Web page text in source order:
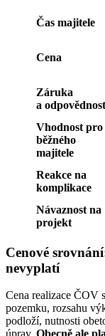
Čas majitele
Cena
Záruka
a odpovědnost
Vhodnost pro
běžného
majitele
Reakce na
komplikace
Návaznost na
projekt
Cenové
nevyplatí
Cena realizace ČOV
pozemku, rozsahu
podloží, nutnosti